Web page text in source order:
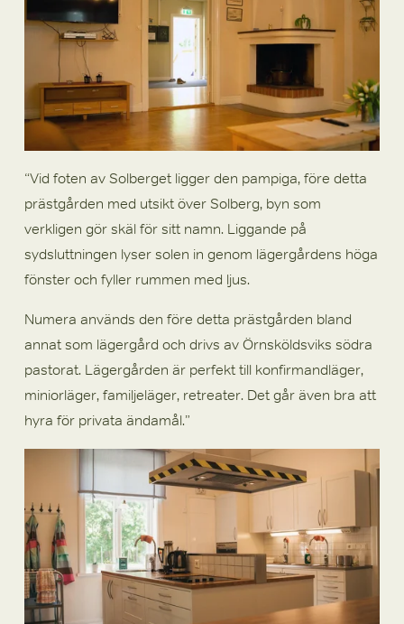
“Vid foten av Solberget ligger den pampiga, före detta
prästgården med utsikt över Solberg, byn som
verkligen gör skäl för sitt namn. Liggande på
sydsluttningen lyser solen in genom lägergårdens höga
fönster och fyller rummen med ljus.
Numera används den före detta prästgården bland
annat som lägergård och drivs av Örnsköldsviks södra
pastorat. Lägergården är perfekt till konfirmandläger,
miniorläger, familjeläger, retreater. Det går även bra att
hyra för privata ändamål.”